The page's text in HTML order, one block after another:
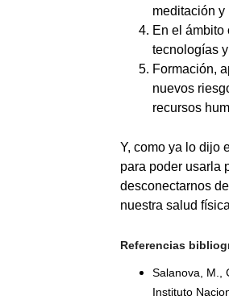
meditación y
En el
tecnologías
Formación,
nuevos
recursos
Y, como ya lo dijo
para poder usarla
desconectarnos
nuestra salud
Referencias
Salanova, M.,
Instituto